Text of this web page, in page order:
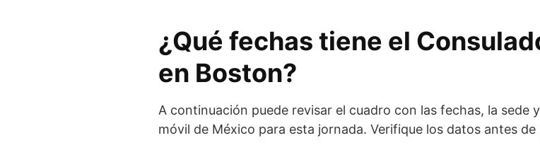
¿Qué fechas tiene el
en Boston?
A continuación puede revisar el cuadro con las fechas, la sede
móvil de México para esta jornada. Verifique los datos antes